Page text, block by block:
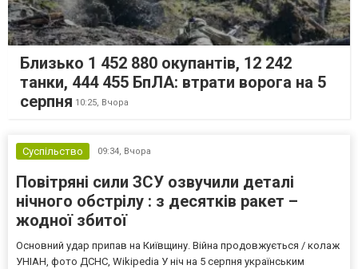
Близько 1 452 880 окупантів, 12 242
танки, 444 455 БпЛА: втрати ворога на 5
серпня 10:25, Вчора
Суспільство 09:34, Вчора
Повітряні сили ЗСУ озвучили деталі
нічного обстрілу : з десятків ракет –
жодної збитої
Основний удар припав на Київщину. Війна продовжується / колаж
УНІАН, фото ДСНС, Wikipedia У ніч на 5 серпня українським